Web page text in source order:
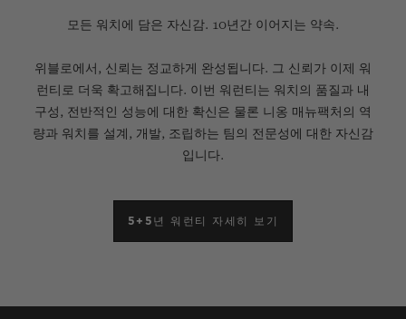
position at 2 o'clock.
This movement, comprising 270
components, is also notable for its patented
index-assembly system, its silicon
escapement and its black platinum bridges.
manually using the large fluted crown with
inspired by the world of motor racing.
모든 워치에 담은 자신감. 10년간 이어지는 약속.
위블로에서, 신뢰는 정교하게 완성됩니다. 그 신뢰가 이제 워
런티로 더욱 확고해집니다. 이번 워런티는 워치의 품질과 내
구성, 전반적인 성능에 대한 확신은 물론 니옹 매뉴팩처의 역
량과 워치를 설계, 개발, 조립하는 팀의 전문성에 대한 자신감
입니다.
5+5년 워런티 자세히 보기